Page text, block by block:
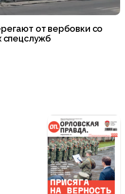
от вербовки со
спецслужб